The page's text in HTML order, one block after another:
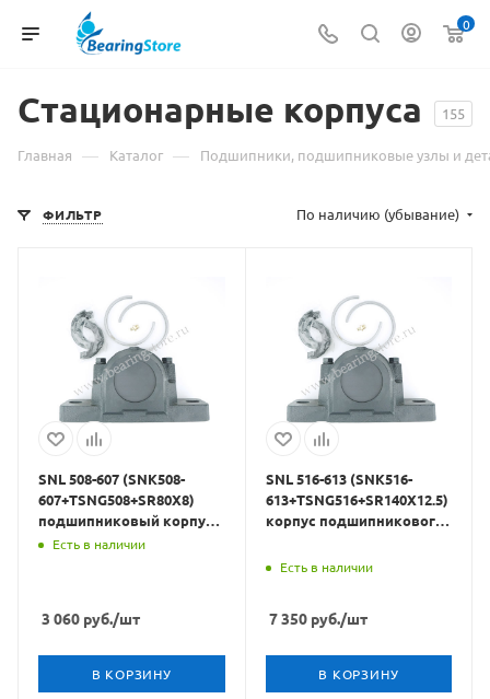
0
Стационарные корпуса 155
Главная — Каталог — Подшипники, подшипниковые узлы и
ФИЛЬТР По наличию (убывание)
SNL 508-607 (SNK508-
607+TSNG508+SR80X8)
подшипниковый корпус
CRAFT BEARINGS
Есть в наличии
3 060 руб./шт
В КОРЗИНУ
SNL 516-613 (SNK516-
613+TSNG516+SR140X12.5)
корпус подшипникового
Есть в наличии
7 350руб./шт
В КОРЗИНУ